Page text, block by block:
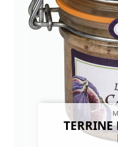
TERRINE